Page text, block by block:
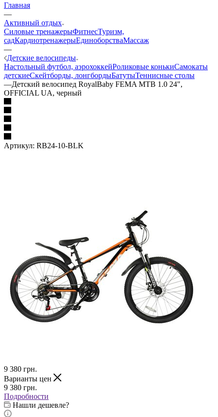
Главная
—
Активный отдых
Силовые тренажерыФитнесТуризм,
садКардиотренажерыЕдиноборстваМассаж
—
Детские велосипеды
Настольный футбол, аэрохоккейРоликовые конькиСамокаты
детскиеСкейтборды, лонгбордыБатутыТеннисные столы
—Детский велосипед RoyalBaby FEMA MTB 1.0 24",
OFFICIAL UA, черный
Артикул: RB24-10-BLK
9 380 грн.
Варианты цен
9 380 грн.
Подробности
Нашли дешевле?